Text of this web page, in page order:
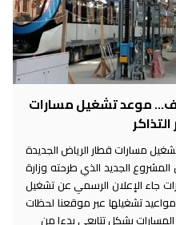
موعد تشغيل مسارات
مسارات قطار الرياض الجديدة
المشروع الجديد الذي طرحته وزارة
جاء الإعلان الرسمي عن تشغيل
تشغيلها عبر موقعنا لحظات
بشكل تتابعي بدءا من